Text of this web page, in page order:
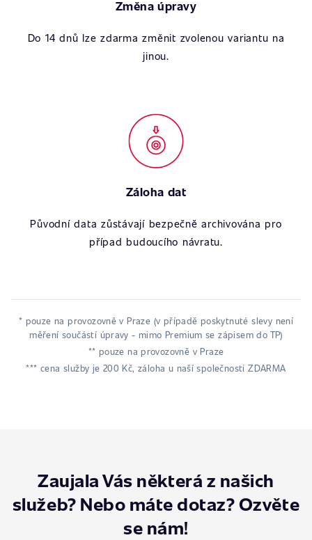
Změna úpravy
Do 14 dnů lze zdarma změnit zvolenou variantu na
jinou.
Záloha dat
Původní data zůstávají bezpečně archivována pro
případ budoucího návratu.
* pouze na provozovně v Praze (v případě poskytnuté slevy není
měření součástí úpravy - mimo Premium se zápisem do TP)
** pouze na provozovně v Praze
*** cena služby je 200 Kč, záloha u naší společnosti ZDARMA
Zaujala Vás některá z našich
služeb? Nebo máte dotaz? Ozvěte
se nám!